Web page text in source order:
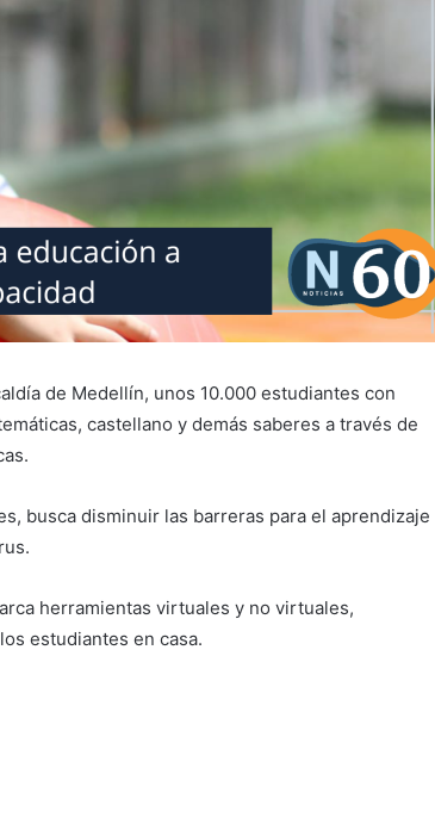
de Medellín, unos 10.000 estudiantes con
castellano y demás saberes a través de
busca disminuir las barreras para el aprendizaje
herramientas virtuales y no virtuales,
estudiantes en casa.